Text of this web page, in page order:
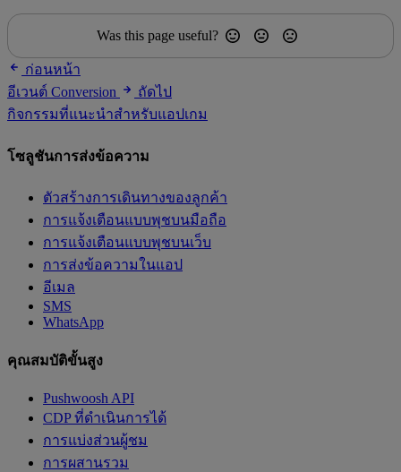
Was this page useful?
ก่อนหน้า
อีเวนต์ Conversion
ถัดไป
กิจกรรมที่แนะนำสำหรับแอปเกม
โซลูชันการส่งข้อความ
ตัวสร้างการเดินทางของลูกค้า
การแจ้งเตือนแบบพุชบนมือถือ
การแจ้งเตือนแบบพุชบนเว็บ
การส่งข้อความในแอป
อีเมล
SMS
WhatsApp
คุณสมบัติขั้นสูง
Pushwoosh API
CDP ที่ดำเนินการได้
การแบ่งส่วนผู้ชม
การผสานรวม